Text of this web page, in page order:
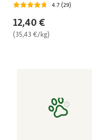
4.7 (29)
12,40 €
(35,43 €/kg)